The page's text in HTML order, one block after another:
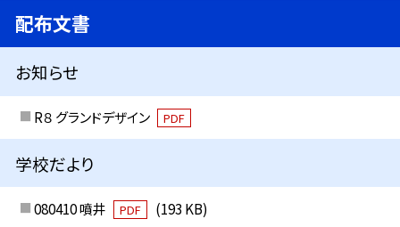
配布文書
お知らせ
R８ グランドデザイン PDF
学校だより
080410 噴井 PDF (193 KB)